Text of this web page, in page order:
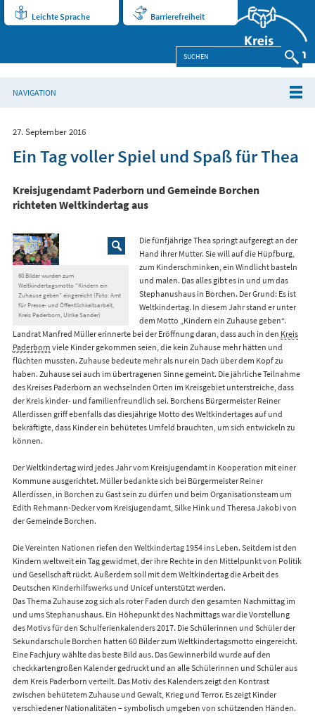
Leichte Sprache Barrierefreiheit
NAVIGATION
27. September 2016
Ein Tag voller Spiel und Spaß für Thea
Kreisjugendamt Paderborn und Gemeinde Borchen
richteten Weltkindertag aus
60 Bilder wurden zum
Weltkindertagsmotto "Kindern ein
Zuhause geben" eingereicht (Foto: Amt
für Presse- und Öffentlichkeitsarbeit,
Kreis Paderborn, Ulrike Sander)
Die fünfjährige Thea springt aufgeregt an der
Hand ihrer Mutter. Sie will auf die Hüpfburg,
zum Kinderschminken, ein Windlicht basteln
und malen. Das alles gibt es in und um das
Stephanushaus in Borchen. Der Grund: Es ist
Weltkindertag. In diesem Jahr stand er unter
dem Motto „Kindern ein Zuhause geben“.
Landrat Manfred Müller erinnerte bei der Eröffnung daran, dass auch in den Kreis
Paderborn viele Kinder gekommen seien, die kein Zuhause mehr hätten und
flüchten mussten. Zuhause bedeute mehr als nur ein Dach über dem Kopf zu
haben. Zuhause sei auch im übertragenen Sinne gemeint. Die jährliche Teilnahme
des Kreises Paderborn an wechselnden Orten im Kreisgebiet unterstreiche, dass
der Kreis kinder- und familienfreundlich sei. Borchens Bürgermeister Reiner
Allerdissen griff ebenfalls das diesjährige Motto des Weltkindertages auf und
bekräftigte, dass Kinder ein behütetes Umfeld brauchten, um sich entwickeln zu
können.
Der Weltkindertag wird jedes Jahr vom Kreisjugendamt in Kooperation mit einer
Kommune ausgerichtet. Müller bedankte sich bei Bürgermeister Reiner
Allerdissen, in Borchen zu Gast sein zu dürfen und beim Organisationsteam um
Edith Rehmann-Decker vom Kreisjugendamt, Silke Hink und Theresa Jakobi von
der Gemeinde Borchen.
Die Vereinten Nationen riefen den Weltkindertag 1954 ins Leben. Seitdem ist den
Kindern weltweit ein Tag gewidmet, der ihre Rechte in den Mittelpunkt von Politik
und Gesellschaft rückt. Außerdem soll mit dem Weltkindertag die Arbeit des
Deutschen Kinderhilfswerks und Unicef unterstützt werden.
Das Thema Zuhause zog sich als roter Faden durch den gesamten Nachmittag im
und ums Stephanushaus. Ein Höhepunkt des Nachmittags war die Vorstellung
des Motivs für den Schulferienkalenders 2017. Die Schülerinnen und Schüler der
Sekundarschule Borchen hatten 60 Bilder zum Weltkindertagsmotto eingereicht.
Eine Fachjury wählte das beste Bild aus. Das Gewinnerbild wurde auf den
checkkartengroßen Kalender gedruckt und an alle Schülerinnen und Schüler aus
dem Kreis Paderborn verteilt. Das Motiv des Kalenders zeigt den Kontrast
zwischen behütetem Zuhause und Gewalt, Krieg und Terror. Es zeigt Kinder
verschiedener Nationalitäten – symbolisch umgeben von schützenden Händen.